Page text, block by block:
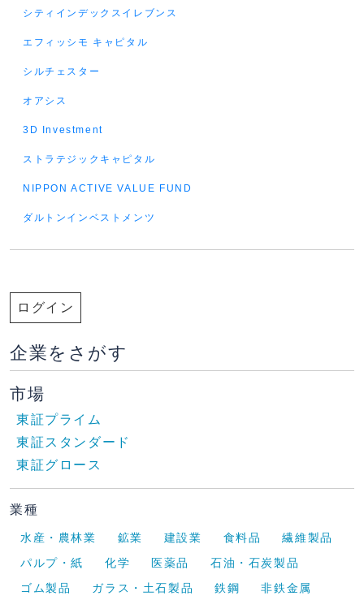
シティインデックスイレブンス
エフィッシモ キャピタル
シルチェスター
オアシス
3D Investment
ストラテジックキャピタル
NIPPON ACTIVE VALUE FUND
ダルトンインベストメンツ
ログイン
企業をさがす
市場
東証プライム
東証スタンダード
東証グロース
業種
水産・農林業 鉱業 建設業 食料品
繊維製品
パルプ・紙
化学 医薬品
石油・石炭製品
ゴム製品
ガラス・土石製品 鉄鋼
非鉄金属